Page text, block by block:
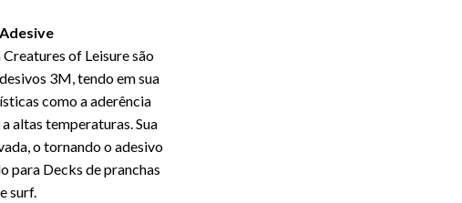
Creatures of Leisure são
3M, tendo em sua
como a aderência
altas temperaturas. Sua
o tornando o adesivo
para Decks de pranchas
surf.